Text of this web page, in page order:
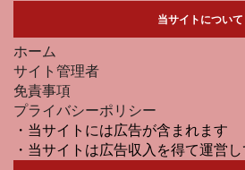
当サイトについて
ホーム
サイト管理者
免責事項
プライバシーポリシー
・当サイトには広告が含まれます
・当サイトは広告収入を得て運営